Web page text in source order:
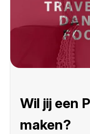
Wil jij een
maken?